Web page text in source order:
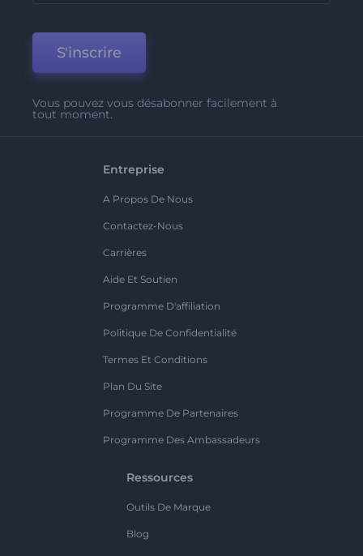
S'inscrire
Vous pouvez vous désabonner facilement à
tout moment.
Entreprise
A Propos De Nous
Contactez-Nous
Carrières
Aide Et Soutien
Programme D'affiliation
Politique De Confidentialité
Termes Et Conditions
Plan Du Site
Programme De Partenaires
Programme Des Ambassadeurs
Ressources
Outils De Marque
Blog